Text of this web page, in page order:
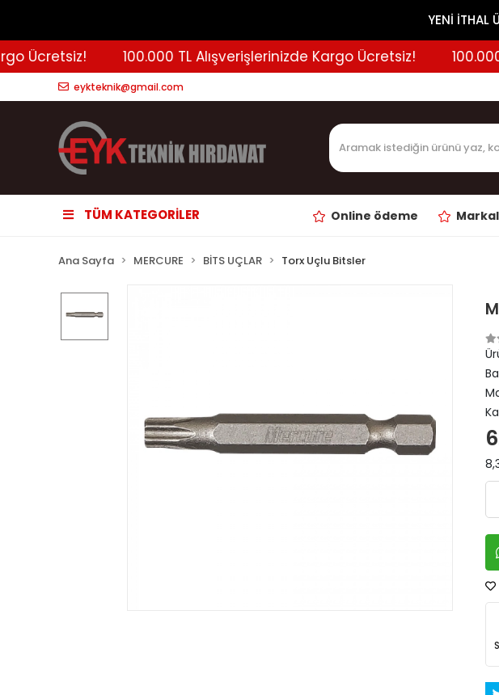
YENİ İTHAL
Ücretsiz! 100.000 TL Alışverişlerinizde Kargo Ücretsiz! 100.000
eykteknik@gmail.com
TÜM KATEGORİLER Online ödeme
Ana Sayfa MERCURE BİTS UÇLAR Torx Uçlu Bitsler